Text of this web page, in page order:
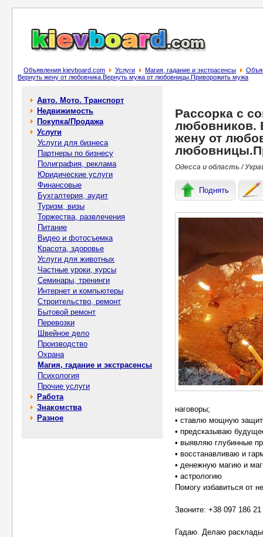
Объявления kievboard.com Услуги Магия, гадание и экстрасенсы
Вернуть жену от любовника.Вернуть мужа от любовницы.Приворожить мужа
Авто. Мото. Транспорт
Недвижимость
Покупка/Продажа
Услуги
Услуги для бизнеса
Партнеры по бизнесу
Полиграфия, реклама
Юридические услуги
Финансовые
Бухгалтерия, аудит
Туризм, визы
Торжества, развлечения
Питание
Видео и фотосъемка
Красота, здоровье
Услуги для животных
Частные уроки, курсы
Семинары, тренинги
Интернет и компьютеры
Строительство, ремонт
Бытовой ремонт
Перевозки
Швейное дело
Производство
Охрана
Магия, гадание и экстрасенсы
Психология
Прочие услуги
Работа
Знакомства
Разное
Рассорка с
любовников.
жену от
Одесса и область /
Поднять
наговоры;
• ставлю мощную
• предсказываю
• выявляю глубинные
• восстанавливаю и
• денежную магию и
• астрологию
Помогу избавиться от
Звоните: +38 097 186
Гадаю. Делаю